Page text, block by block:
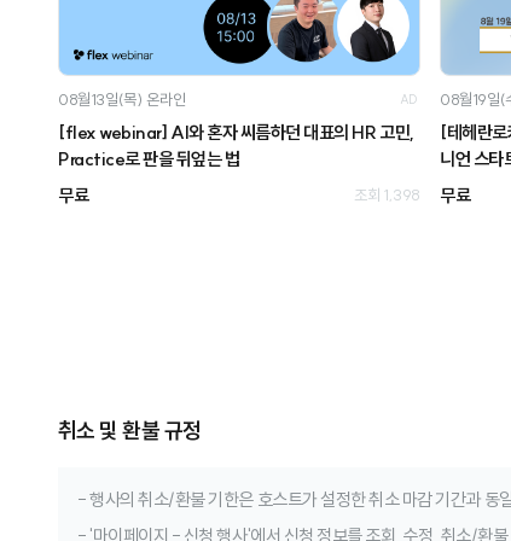
08월13일(목) 온라인 AD
[flex webinar] AI와 혼자 씨름하던 대표의 HR 고민,
Practice로 판을 뒤엎는 법
무료
조회 1,398
08월19일(
[테헤란
니언 스타
무료
취소 및 환불 규정
- 행사의 취소/환불 기한은 호스트가 설정한 취소 마감 기간과 동
- '마이페이지 - 신청 행사'에서 신청 정보를 조회, 수정, 취소/환불